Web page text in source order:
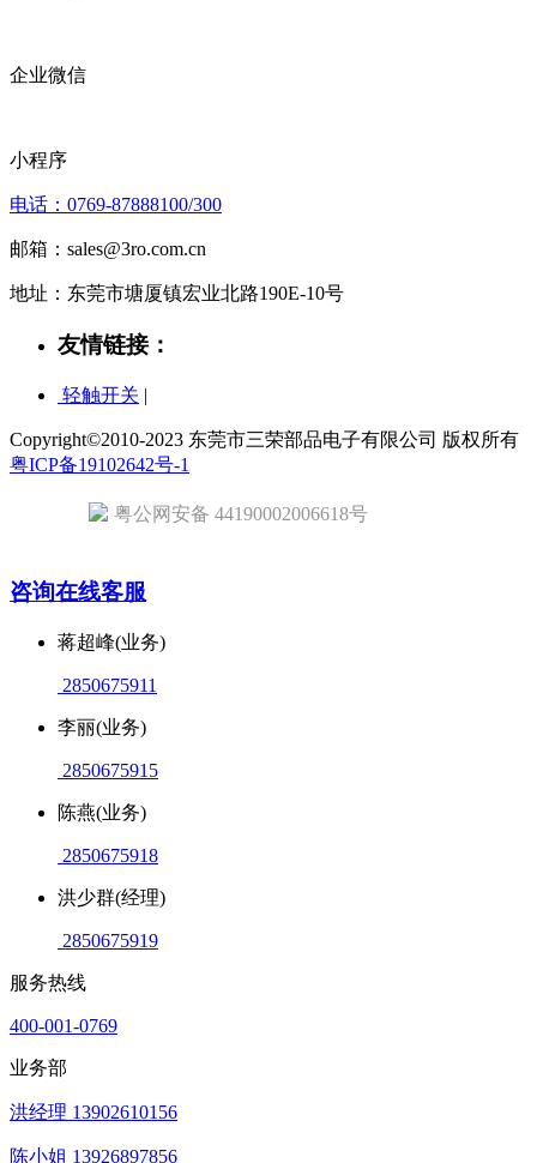
企业微信
小程序
电话：0769-87888100/300
邮箱：sales@3ro.com.cn
地址：东莞市塘厦镇宏业北路190E-10号
友情链接：
轻触开关 |
Copyright©2010-2023 东莞市三荣部品电子有限公司 版权所有
粤ICP备19102642号-1
粤公网安备 44190002006618号
咨询在线客服
蒋超峰(业务)
2850675911
李丽(业务)
2850675915
陈燕(业务)
2850675918
洪少群(经理)
2850675919
服务热线
400-001-0769
业务部
洪经理 13902610156
陈小姐 13926897856